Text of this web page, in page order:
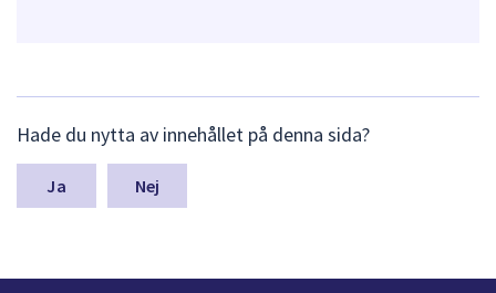
ä
m
a
n
Hade du nytta av innehållet på denna sida?
Nej